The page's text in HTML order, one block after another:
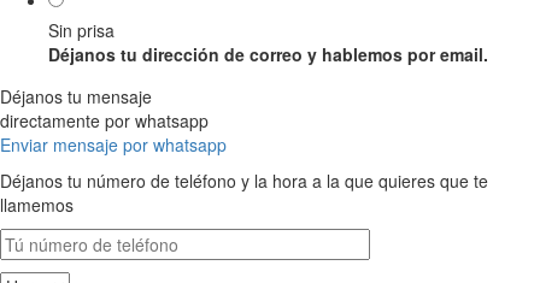
Sin prisa
Déjanos tu dirección de correo y hablemos por email.
Déjanos tu mensaje
directamente por whatsapp
Enviar mensaje por whatsapp
Déjanos tu número de teléfono y la hora a la que quieres que te
llamemos